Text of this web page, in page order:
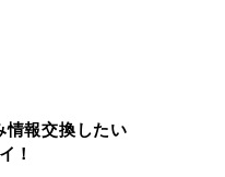
情報交換したい
！